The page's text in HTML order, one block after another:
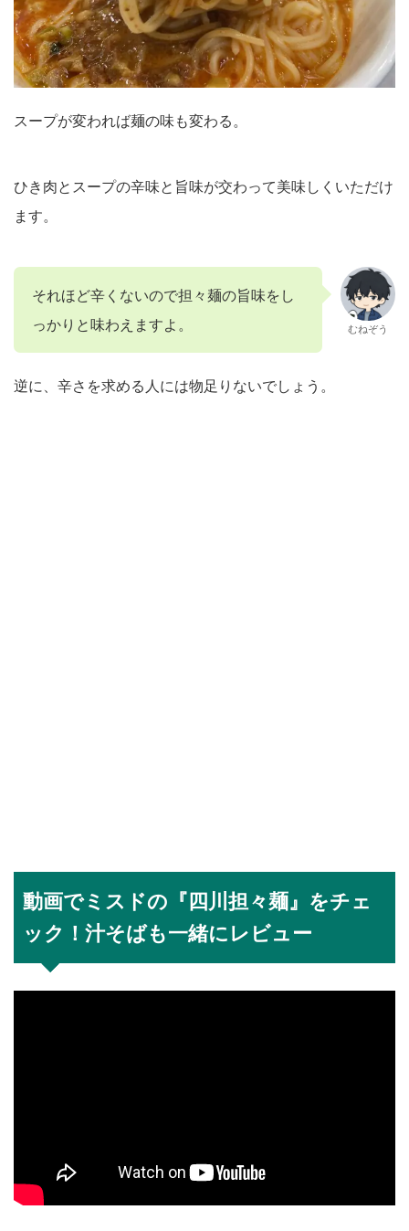
スープが変われば麺の味も変わる。
ひき肉とスープの辛味と旨味が交わって美味しくいただけ
ます。
それほど辛くないので担々麺の旨味をし
っかりと味わえますよ。
むねぞう
逆に、辛さを求める人には物足りないでしょう。
動画でミスドの『四川担々麺』をチェ
ック！汁そばも一緒にレビュー